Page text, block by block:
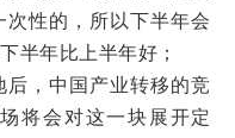
性的，所以下半年会
半年比上半年好；
后，中国产业转移的竞
将会对这一块展开定